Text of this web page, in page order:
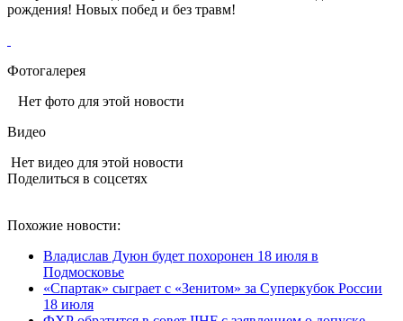
рождения! Новых побед и без травм!
Фотогалерея
Нет фото для этой новости
Видео
Нет видео для этой новости
Поделиться в соцсетях
Похожие новости:
Владислав Дуюн будет похоронен 18 июля в
Подмосковье
«Спартак» сыграет с «Зенитом» за Суперкубок России
18 июля